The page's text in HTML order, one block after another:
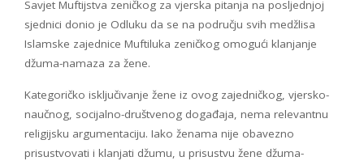
Savjet Muftijstva zeničkog za vjerska pitanja na posljednjoj
sjednici donio je Odluku da se na području svih medžlisa
Islamske zajednice Muftiluka zeničkog omogući klanjanje
džuma-namaza za žene.
Kategoričko isključivanje žene iz ovog zajedničkog, vjersko-
naučnog, socijalno-društvenog događaja, nema relevantnu
religijsku argumentaciju. Iako ženama nije obavezno
prisustvovati i klanjati džumu, u prisustvu žene džuma-